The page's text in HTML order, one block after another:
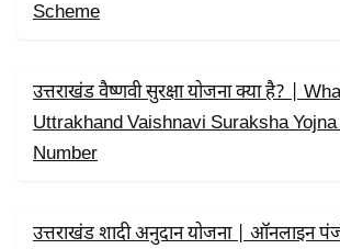
Scheme
उत्तराखंड वैष्णवी सुरक्षा योजना क्या है? |
Uttrakhand Vaishnavi Suraksha
Number
उत्तराखंड शादी अनुदान योजना | ऑनलाइन